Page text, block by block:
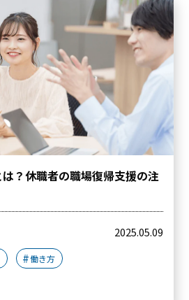
？休職者の職場復帰支援の注
働き方
2025.05.09